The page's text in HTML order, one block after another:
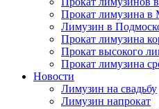
Прокат лимузина в
Лимузин в
Прокат лимузина
Прокат высокого
Прокат лимузина
Новости
Лимузин на свадьбу
Лимузин напрокат